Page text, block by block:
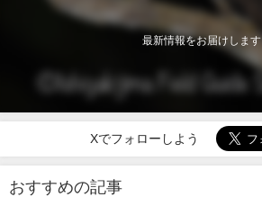
最新情報をお届けします
Xでフォローしよう
おすすめの記事